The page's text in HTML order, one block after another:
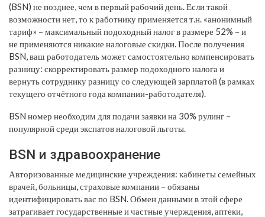
(BSN) не позднее, чем в первый рабочий день. Если такой
возможности нет, то к работнику применяется т.н. «анонимный
тариф» – максимальный подоходный налог в размере 52% – и
не применяются никакие налоговые скидки. После получения
BSN, ваш работодатель может самостоятельно компенсировать
разницу: скорректировать размер подоходного налога и
вернуть сотруднику разницу со следующей зарплатой (в рамках
текущего отчётного года компании-работодателя).
BSN номер необходим для подачи заявки на 30% рулинг –
популярной среди экспатов налоговой льготы.
BSN и здравоохранение
Авторизованные медицинские учреждения: кабинеты семейных
врачей, больницы, страховые компании – обязаны
идентифицировать вас по BSN. Обмен данными в этой сфере
затрагивает государственные и частные учерждения, аптеки,